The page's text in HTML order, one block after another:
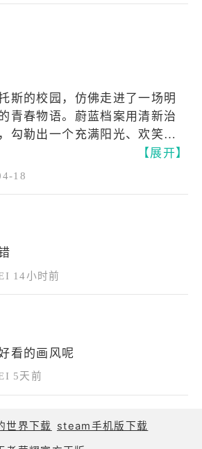
脱就是一个不谙世事，惹人怜
象。尤其是她的声音，非常的
爱丽丝就像一张白纸，你在上
她就是什么，上到爆粗口的怀
可怜兮兮的小哭包，她都能驾
创里，你可以看到各种各样的爱
个爱丽丝都是一种独特的口
可爱，有的很生草，有的很
的爱丽丝，一定能找到你喜欢
非常可爱，
、沉重的主线篇章都有适配的
配乐广受喜爱。剧情兼顾轻松
事，情感表达真挚动人。
量化，扫荡机制完善，每日耗
压力小，很适合碎片化时间体
个人剧情、聊天系统丰富饱
学生都拥有属于自己的故事，
暖治愈，是侧重剧情体验的优
斯的校园，仿佛走进了一场明
青春物语。蔚蓝档案用清新治
勾勒出一个充满阳光、欢笑与
。每一位学生都有着鲜明可爱
动的表情与细腻的演出让角色
也有感人至深的成长与守护。
园生活之下，藏着细腻的情感
事，让人在游玩时总能感到内
愈。
洁流畅，角色搭配丰富，养成
既不真他宝贝得带劲肝也不压
休闲打卡还是深入体验都很友
动听的配乐与精致的UI，整个
【展开】
18
14小时前
看的画风呢
5天前
世界下载 steam手机版下载